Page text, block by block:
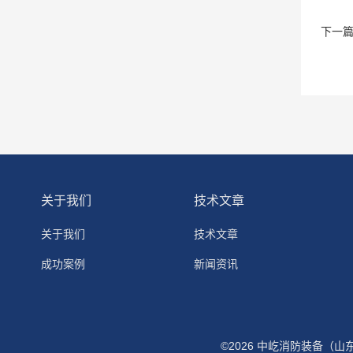
下一
关于我们
关于我们
成功案例
技术文章
技术文章
新闻资讯
©2026 中屹消防装备（山